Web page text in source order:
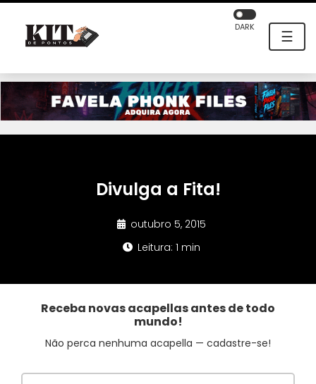
☰
DARK
Divulga a Fita!
outubro 5, 2015
Leitura: 1 min
Receba novas acapellas antes de todo
mundo!
Não perca nenhuma acapella — cadastre-se!